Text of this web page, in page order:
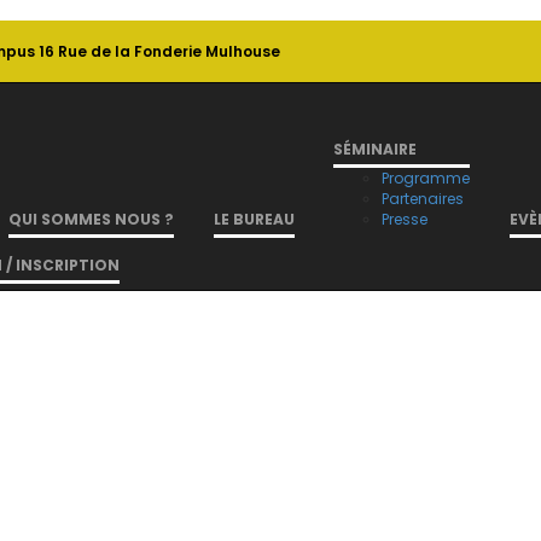
16 Rue de la Fonderie Mulhouse
QUI SOMMES NOUS ? LE BUREAU
SÉMINAIRE
Programme
Partenaires
Presse
/ INSCRIPTION